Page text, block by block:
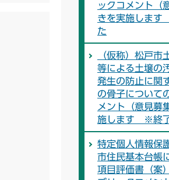
ックコメント（
きを実施しま
た
（仮称）松戸市
等による土壌の
発生の防止に関
の骨子について
メント（意見募
施します ※終
特定個人情報保
市住民基本台帳
項目評価書（案